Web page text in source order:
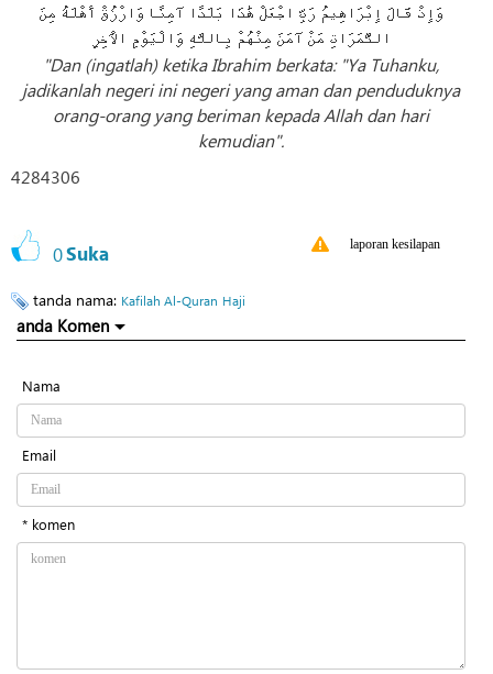
وَإِذْ قَالَ إِبْرَاهِيمُ رَبِّ اجْعَلْ هَٰذَا بَلَدًا آمِنًا وَارْزُقْ أَهْلَهُ مِنَ
الثَّمَرَاتِ مَنْ آمَنَ مِنْهُمْ بِاللَّهِ وَالْيَوْمِ الْآخِرِ
"Dan (ingatlah) ketika Ibrahim berkata: "Ya Tuhanku,
jadikanlah negeri ini negeri yang aman dan penduduknya
orang-orang yang beriman kepada Allah dan hari
kemudian".
4284306
0Suka laporan kesilapan
tanda nama: Kafilah Al-Quran Haji
anda Komen
Nama
Email
* komen